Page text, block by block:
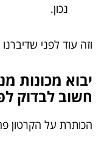
נכון.
וזה עוד לפני
יבוא מכונות
חשוב לבדוק
הכותרת על הקרטון